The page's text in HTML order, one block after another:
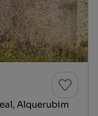
Alquerubim